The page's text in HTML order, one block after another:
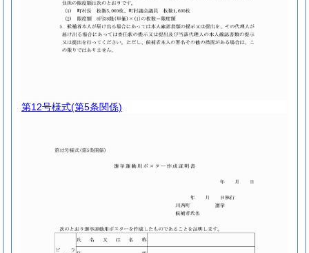
第12号様式(第5条関係)